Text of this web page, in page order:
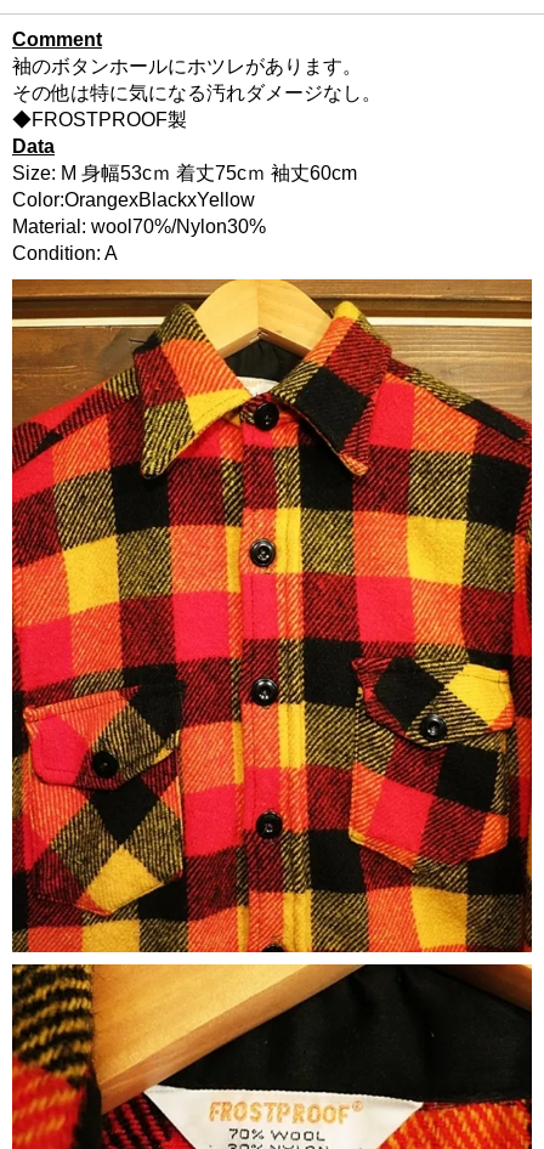
Comment
袖のボタンホールにホツレがあります。
その他は特に気になる汚れダメージなし。
◆FROSTPROOF製
Data
Size: M 身幅53cｍ 着丈75cｍ 袖丈60cm
Color:OrangexBlackxYellow
Material: wool70%/Nylon30%
Condition: A